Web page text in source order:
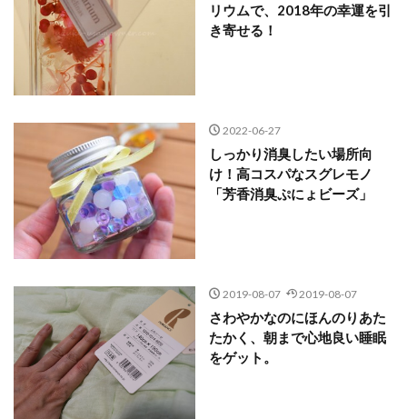
リウムで、2018年の幸運を引
き寄せる！
2022-06-27
しっかり消臭したい場所向
け！高コスパなスグレモノ
「芳香消臭ぷにょビーズ」
2019-08-07 2019-08-07
さわやかなのにほんのりあた
たかく、朝まで心地良い睡眠
をゲット。